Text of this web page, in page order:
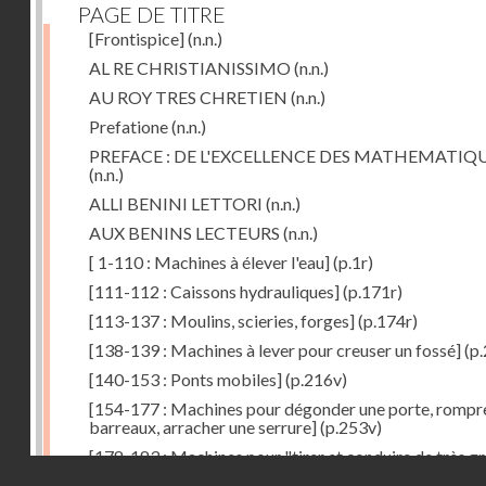
PAGE DE TITRE
[Frontispice](n.n.)
AL RE CHRISTIANISSIMO (n.n.)
AU ROY TRES CHRETIEN (n.n.)
Prefatione(n.n.)
PREFACE : DE L'EXCELLENCE DES
(n.n.)
ALLI BENINI LETTORI (n.n.)
AUX BENINS LECTEURS (n.n.)
[ 1-110 : Machines à élever l'eau](p.1r)
[111-112 : Caissons hydrauliques](p.171r)
[113-137 : Moulins, scieries, forges](p.174r)
[138-139 : Machines à lever pour creuser un fossé]
[140-153 : Ponts mobiles](p.216v)
[154-177 : Machines pour dégonder une porte,
barreaux, arracher une serrure](p.253v)
[178-183 : Machines pour "tirer et conduire de très